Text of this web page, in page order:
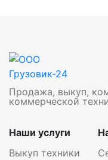
Продажа, выкуп,
коммерческой
Наши услуги
Выкуп техники